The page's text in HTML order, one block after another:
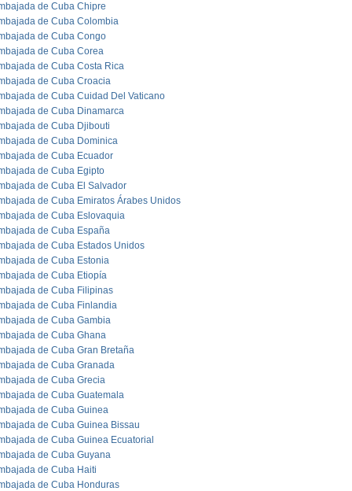
de Cuba Chipre
de Cuba Colombia
de Cuba Congo
de Cuba Corea
de Cuba Costa Rica
de Cuba Croacia
de Cuba Cuidad Del Vaticano
de Cuba Dinamarca
de Cuba Djibouti
de Cuba Dominica
de Cuba Ecuador
de Cuba Egipto
de Cuba El Salvador
de Cuba Emiratos Árabes Unidos
de Cuba Eslovaquia
de Cuba España
de Cuba Estados Unidos
de Cuba Estonia
de Cuba Etiopía
de Cuba Filipinas
de Cuba Finlandia
de Cuba Gambia
de Cuba Ghana
de Cuba Gran Bretaña
de Cuba Granada
de Cuba Grecia
de Cuba Guatemala
de Cuba Guinea
de Cuba Guinea Bissau
de Cuba Guinea Ecuatorial
de Cuba Guyana
de Cuba Haiti
de Cuba Honduras